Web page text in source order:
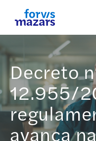
Decreto
12.955/
avança